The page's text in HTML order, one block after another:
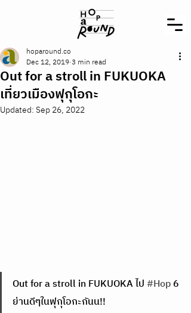
Out for a stroll in FUKUOKA
เที่ยวเมืองฟุกุโอกะ
hoparound.co
Dec 12, 2019 3 min read
Updated:Sep 26, 2022
Out for a stroll in FUKUOKA ไป #Hop 6
ย่านดีๆในฟุกุโอกะกันน!!